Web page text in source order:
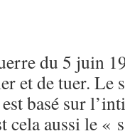
du 5 juin
et de tuer. Le
basé sur
cela aussi le «